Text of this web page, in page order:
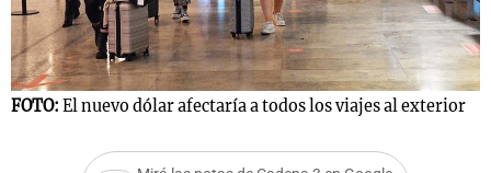
FOTO: El nuevo dólar afectaría a todos los viajes al exterior
Notas
Mundial 2026
Notas
La Sole en
Cadena 3